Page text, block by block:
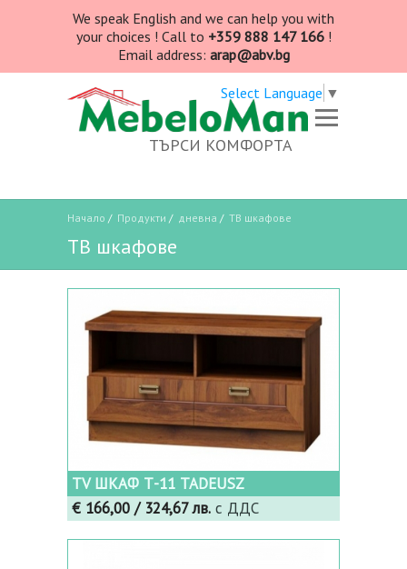
We speak English and we can help you with
your choices ! Call to +359 888 147 166!
Email address: arap@abv.bg
Select Language ▼
ТЪРСИ КОМФОРТА
Начало / Продукти / дневна / ТВ шкафове
ТВ шкафове
TV ШКАФ Т-11 TADEUSZ
€ 166,00 / 324,67 лв. с ДДС